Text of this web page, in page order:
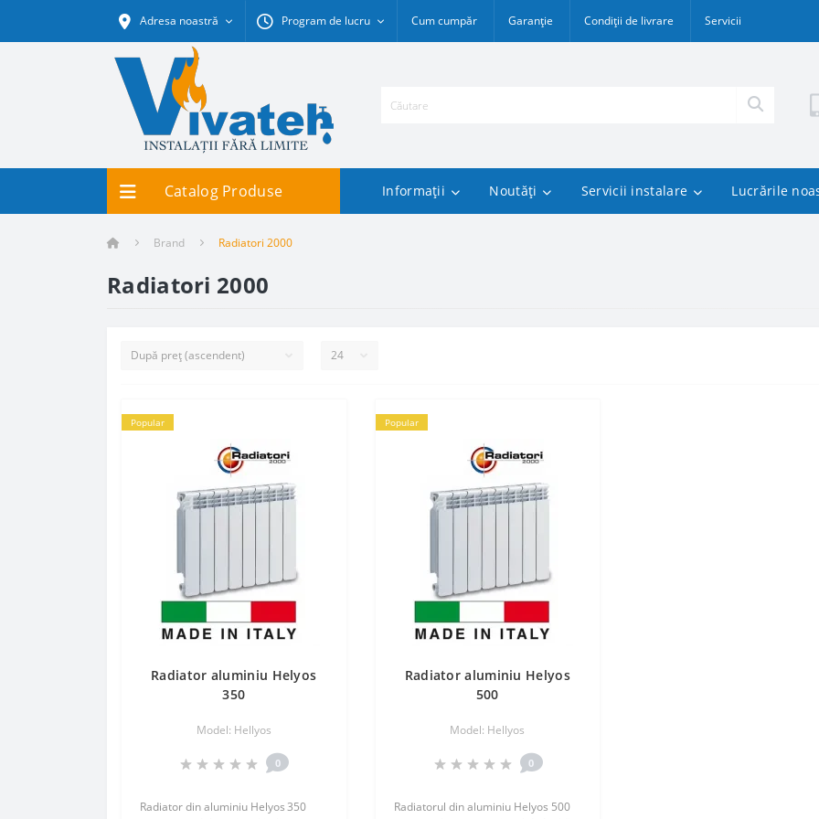
Adresa noastră Program de lucru Cum cumpăr Garanție Condiții de livrare Servicii
Catalog Produse Informații Noutăți Servicii instalare Lucrările
Brand Radiatori 2000
Radiatori 2000
Popular
Radiator aluminiu Helyos
350
Model: Hellyos
0
Radiator din aluminiu Helyos 350
Popular
Radiator aluminiu Helyos
500
Model: Hellyos
0
Radiatorul din aluminiu Helyos 500